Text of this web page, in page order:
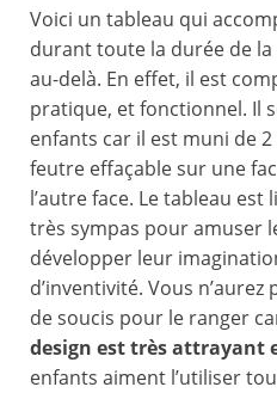
Voici un tableau qui
durant toute la durée de
au-delà. En effet, il est
pratique, et fonctionnel. Il
enfants car il est muni de
feutre effaçable sur une
l’autre face. Le tableau est
très sympas pour amuser
développer leur
d’inventivité. Vous
de soucis pour le ranger
design est très attrayant
enfants aiment l’utiliser